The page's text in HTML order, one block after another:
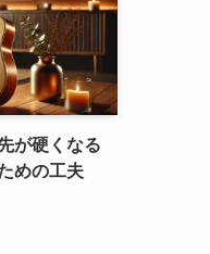
が硬くなる
めの工夫